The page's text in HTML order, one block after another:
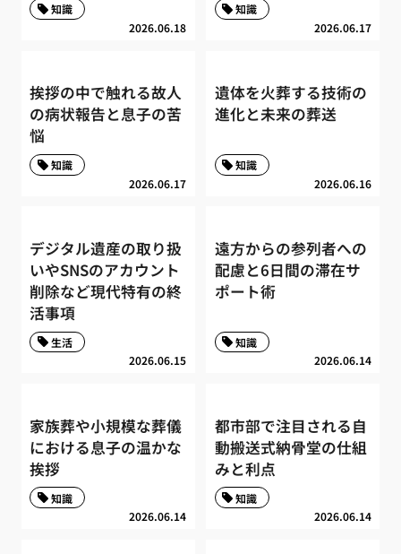
2026.06.18
知識
2026.06.17
知識
挨拶の中で触れる故人
の病状報告と息子の苦
悩
2026.06.17
知識
遺体を火葬する技術の
進化と未来の葬送
2026.06.16
知識
デジタル遺産の取り扱
いやSNSのアカウント
削除など現代特有の終
活事項
2026.06.15
生活
遠方からの参列者への
配慮と6日間の滞在サ
ポート術
2026.06.14
知識
家族葬や小規模な葬儀
における息子の温かな
挨拶
2026.06.14
知識
都市部で注目される自
動搬送式納骨堂の仕組
みと利点
2026.06.14
知識